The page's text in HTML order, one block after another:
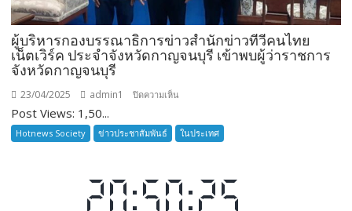
เกี่ยว
ข้าว
วัน
พ่อ’
ครบ
รอบ
ปี”
ผู้บริหารกองบรรณาธิการข่าวสำนักข่าวทีวีคนไทย
เน็ตเวิร์ค ประจำจังหวัดกาญจนบุรี เข้าพบผู้ว่าราชการ
จังหวัดกาญจนบุรี
23/04/2025 admin1 ปิดความเห็น
บริหาร
กอง
ข่าว
สำนัก
Post Views: 1,50...
Hotnews Society ข่าวประชาสัมพันธ์ ในประเทศ